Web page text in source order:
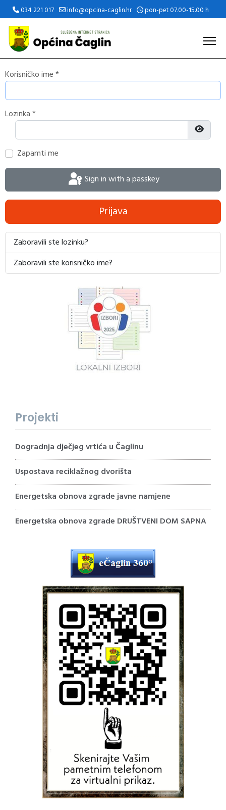
034 221 017 info@opcina-caglin.hr pon-pet 07.00-15.00 h
Korisničko ime*
Lozinka*
Prikaži
Zapamti me
Sign in with a passkey
Prijava
Zaboravili ste lozinku?
Zaboravili ste korisničko ime?
Projekti
Dogradnja dječjeg vrtića u Čaglinu
Uspostava reciklažnog dvorišta
Energetska obnova zgrade javne namjene
Energetska obnova zgrade DRUŠTVENI DOM SAPNA